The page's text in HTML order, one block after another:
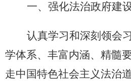
一、强化法治政府建
认真学习和深刻领会
学体系、丰富内涵、精髓
走中国特色社会主义法治